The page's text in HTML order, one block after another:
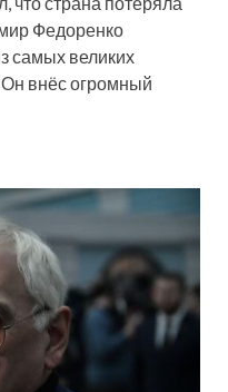
Федоренко
самых великих
внёс огромный